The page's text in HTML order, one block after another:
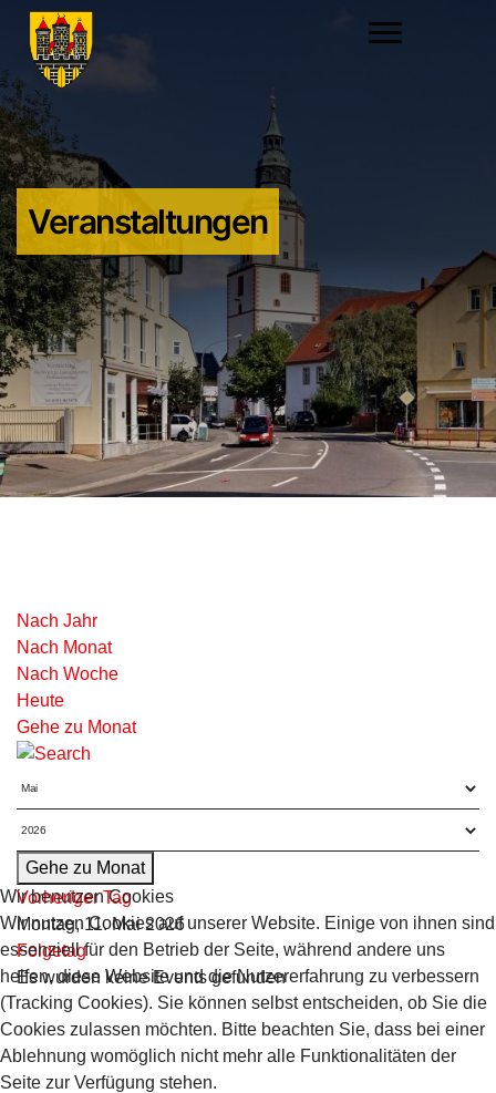
Veranstaltungen
Nach Jahr
Nach Monat
Nach Woche
Heute
Gehe zu Monat
Gehe zu Monat
Vorheriger Tag
Montag, 11. Mai 2026
Folgetag
Es wurden keine Events gefunden
Wir benutzen Cookies
Wir nutzen Cookies auf unserer Website. Einige von ihnen sind
essenziell für den Betrieb der Seite, während andere uns
helfen, diese Website und die Nutzererfahrung zu verbessern
(Tracking Cookies). Sie können selbst entscheiden, ob Sie die
Cookies zulassen möchten. Bitte beachten Sie, dass bei einer
Ablehnung womöglich nicht mehr alle Funktionalitäten der
Seite zur Verfügung stehen.